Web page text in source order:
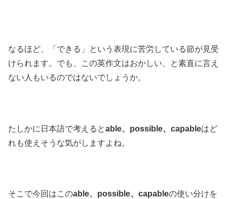
なるほど、「できる」という表現に苦労している節が見受
けられます。でも、この英作文はおかしい、と素直に言え
ない人もいるのではないでしょうか。
たしかに日本語で考えるとable、possible、capableはど
れも使えそうな気がしますよね。
そこで今回はこのable、possible、capableの使い分けを